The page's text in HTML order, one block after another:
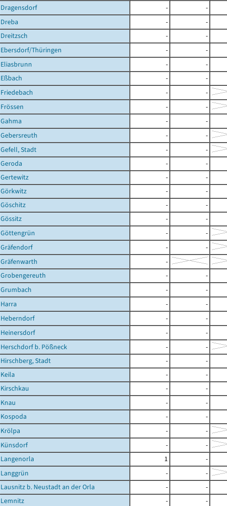
Dragensdorf
- -
Dreba
- -
Dreitzsch
- -
Ebersdorf/Thüringen
- -
Eliasbrunn
- -
Eßbach
- -
Friedebach
-
-
Frössen
-
-
Gahma
- -
Gebersreuth
-
-
Gefell, Stadt
-
-
Geroda
- -
Gertewitz
- -
Görkwitz
- -
Göschitz
- -
Gössitz
- -
Göttengrün
-
-
Gräfendorf
-
-
Gräfenwarth
-
Grobengereuth
- -
Grumbach
- -
Harra
- -
Heberndorf
- -
Heinersdorf
- -
Herschdorf b. Pößneck
-
-
Hirschberg, Stadt
- -
Keila
- -
Kirschkau
- -
Knau
- -
Kospoda
- -
Krölpa
-
-
Künsdorf
-
-
Langenorla
1 -
Langgrün
-
-
Lausnitz b. Neustadt an der Orla
- -
Lemnitz
- -